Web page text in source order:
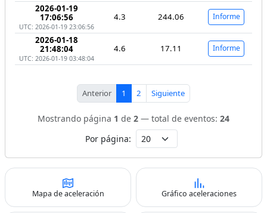
2026-01-19
17:06:56
UTC: 2026-01-19 23:06:56
4.3 244.06 Informe
2026-01-18
21:48:04
UTC: 2026-01-19 03:48:04
4.6 17.11 Informe
Anterior 1 2 Siguiente
Mostrando página 1 de 2 — total de eventos: 24
Por página:
Mapa de aceleración Gráfico aceleraciones